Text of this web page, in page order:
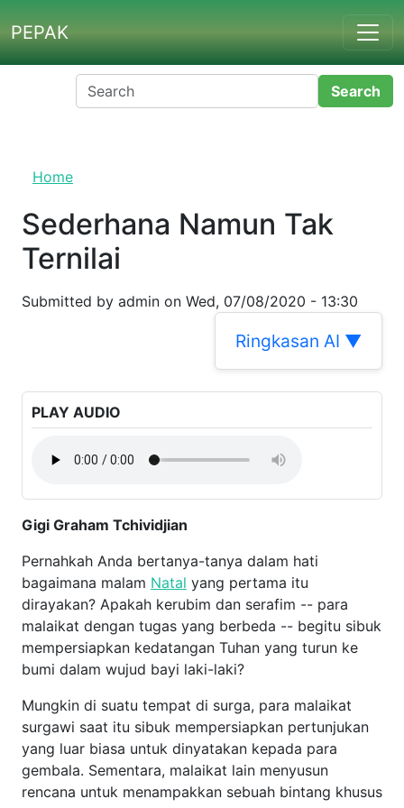
PEPAK
Home
Sederhana Namun Tak
Ternilai
Submitted byadminonWed, 07/08/2020 - 13:30
Ringkasan AI ▼
PLAY AUDIO
Gigi Graham Tchividjian
Pernahkah Anda bertanya-tanya dalam hati bagaimana
malamNatal yang pertama itu dirayakan? Apakah
kerubim dan serafim -- para malaikat dengan tugas yang
berbeda -- begitu sibuk mempersiapkan kedatangan
Tuhan yang turun ke bumi dalam wujud bayi laki-laki?
Mungkin di suatu tempat di surga, para malaikat surgawi
saat itu sibuk mempersiapkan pertunjukan yang luar biasa
untuk dinyatakan kepada para gembala. Sementara,
malaikat lain menyusun rencana untuk menampakkan
sebuah bintang khusus yang akan menuntun orang-orang
majus. Mungkin pula, malaikat lainnya sedang mengawasi